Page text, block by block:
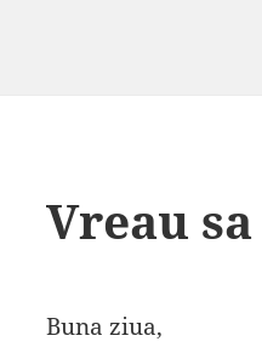
Vreau
Buna ziua,